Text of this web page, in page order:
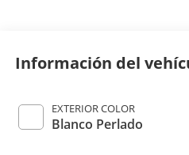
Información del
EXTERIOR COLOR
Blanco Perlado